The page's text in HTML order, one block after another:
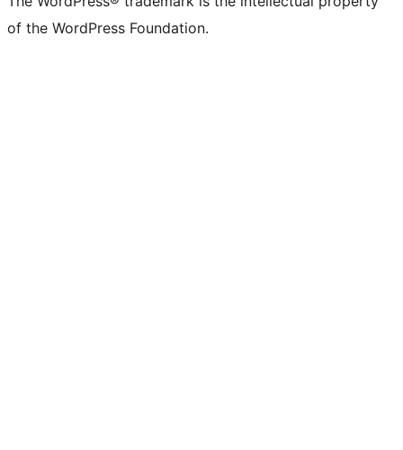
of the WordPress Foundation.